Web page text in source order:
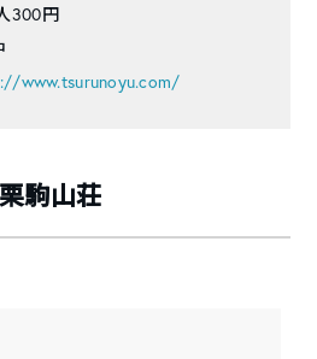
300円
www.tsurunoyu.com/
駒山荘